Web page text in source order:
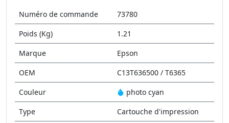
Numéro de commande
73780
Poids (Kg)
1.21
Marque
Epson
OEM
C13T636500 / T6365
Couleur
photo cyan
Type
Cartouche d'impression